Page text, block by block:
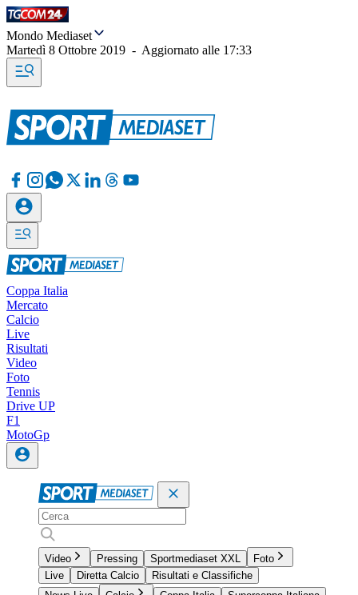
Mondo Mediaset
Martedì 8 Ottobre 2019 - Aggiornato alle 17:33
Coppa Italia
Mercato
Calcio
Live
Risultati
Video
Foto
Tennis
Drive UP
F1
MotoGp
Video Pressing Sportmediaset XXL
Foto
Live
Diretta Calcio
Risultati e Classifiche